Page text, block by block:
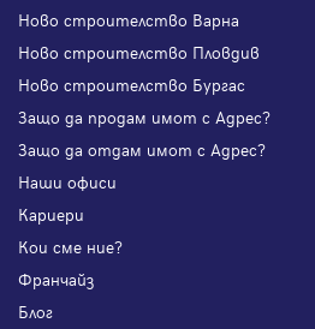
Ново строителство Варна
Ново строителство Пловдив
Ново строителство Бургас
Защо да продам имот с Адрес?
Защо да отдам имот с Адрес?
Наши офиси
Кариери
Кои сме ние?
Франчайз
Блог